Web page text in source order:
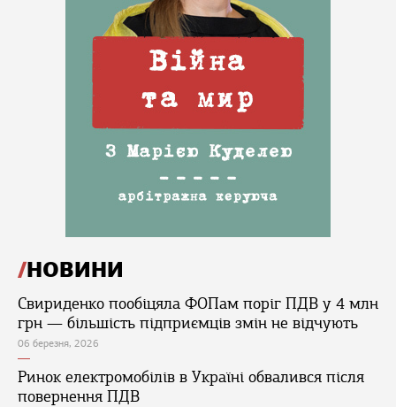
НОВИНИ
Свириденко пообіцяла ФОПам поріг ПДВ у 4 млн
грн — більшість підприємців змін не відчують
06 березня, 2026
Ринок електромобілів в Україні обвалився після
повернення ПДВ